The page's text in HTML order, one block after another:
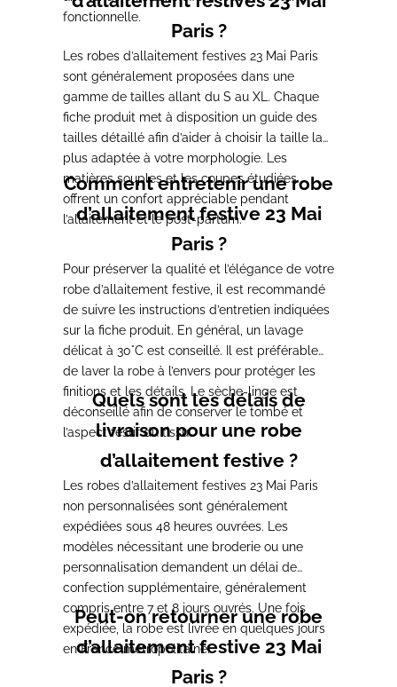
fonctionnelle.
Paris ?
Les robes d’allaitement festives 23 Mai Paris
sont généralement proposées dans une
gamme de tailles allant du S au XL. Chaque
fiche produit met à disposition un guide des
tailles détaillé afin d’aider à choisir la taille la
plus adaptée à votre morphologie. Les
matières souples et les coupes étudiées
offrent un confort appréciable pendant
l’allaitement et le post-partum.
Comment entretenir une robe
d’allaitement festive 23 Mai
Paris ?
Pour préserver la qualité et l’élégance de votre
robe d’allaitement festive, il est recommandé
de suivre les instructions d’entretien indiquées
sur la fiche produit. En général, un lavage
délicat à 30°C est conseillé. Il est préférable
de laver la robe à l’envers pour protéger les
finitions et les détails. Le sèche-linge est
déconseillé afin de conserver le tombé et
l’aspect festif du tissu.
Quels sont les délais de
livraison pour une robe
d’allaitement festive ?
Les robes d’allaitement festives 23 Mai Paris
non personnalisées sont généralement
expédiées sous 48 heures ouvrées. Les
modèles nécessitant une broderie ou une
personnalisation demandent un délai de
confection supplémentaire, généralement
compris entre 7 et 8 jours ouvrés. Une fois
expédiée, la robe est livrée en quelques jours
en France métropolitaine.
Peut-on retourner une robe
d’allaitement festive 23 Mai
Paris ?